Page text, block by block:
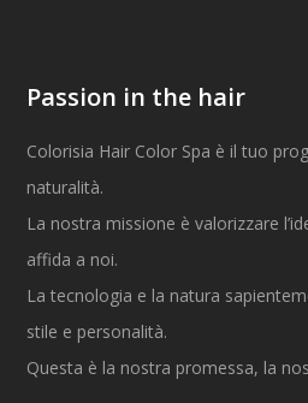
Passion in the hair
Colorisia Hair Color Spa è il tuo
naturalità.
La nostra missione è valorizzare
affida a noi.
La tecnologia e la natura
stile e personalità.
Questa è la nostra promessa, la